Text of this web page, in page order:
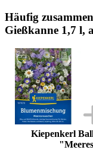
Häufig
Gießkanne 1,7 l,
Kiepenkerl